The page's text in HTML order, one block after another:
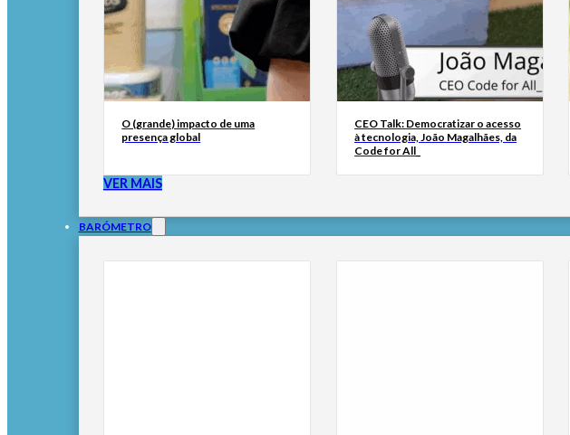
O (grande) impacto de uma
presença global
CEO Talk: Democratizar o acesso
à tecnologia, João Magalhães, da
Code for All_
VER MAIS
BARÓMETRO